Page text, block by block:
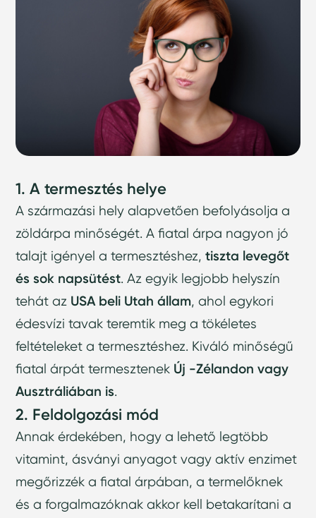
1. A termesztés helye
A származási hely alapvetően befolyásolja a
zöldárpa minőségét. A fiatal árpa nagyon jó
talajt igényel a termesztéshez,tiszta levegőt
és sok napsütést. Az egyik legjobb helyszín
tehát az USA beli Utah állam, ahol egykori
édesvízi tavak teremtik meg a tökéletes
feltételeket a termesztéshez. Kiváló minőségű
fiatal árpát termesztenek Új -Zélandon vagy
Ausztráliában is.
2. Feldolgozási mód
Annak érdekében, hogy a lehető legtöbb
vitamint, ásványi anyagot vagy aktív enzimet
megőrizzék a fiatal árpában, a termelőknek
és a forgalmazóknak akkor kell betakarítani a